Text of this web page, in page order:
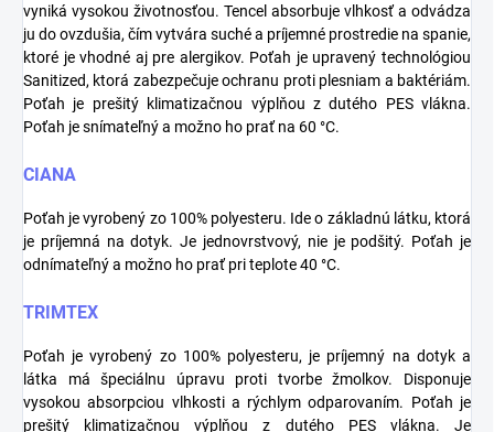
vyniká vysokou životnosťou. Tencel absorbuje vlhkosť a odvádza
ju do ovzdušia, čím vytvára suché a príjemné prostredie na spanie,
ktoré je vhodné aj pre alergikov. Poťah je upravený technológiou
Sanitized, ktorá zabezpečuje ochranu proti plesniam a baktériám.
Poťah je prešitý klimatizačnou výplňou z dutého PES vlákna.
Poťah je snímateľný a možno ho prať na 60 °C.
CIANA
Poťah je vyrobený zo 100% polyesteru. Ide o základnú látku, ktorá
je príjemná na dotyk. Je jednovrstvový, nie je podšitý. Poťah je
odnímateľný a možno ho prať pri teplote 40 °C.
TRIMTEX
Poťah je vyrobený zo 100% polyesteru, je príjemný na dotyk a
látka má špeciálnu úpravu proti tvorbe žmolkov. Disponuje
vysokou absorpciou vlhkosti a rýchlym odparovaním. Poťah je
prešitý klimatizačnou výplňou z dutého PES vlákna. Je